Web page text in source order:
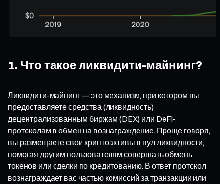
1. Что такое ликвидити-майнинг?
Ликвидити-майнинг — это механизм, при котором вы
предоставляете средства (ликвидность)
децентрализованным биржам (DEX) или DeFi-
протоколам в обмен на вознаграждение. Проще говоря,
вы размещаете свои криптоактивы в пул ликвидности,
помогая другим пользователям совершать обмены
токенов или сделки по кредитованию. В ответ протокол
вознаграждает вас частью комиссий за транзакции или